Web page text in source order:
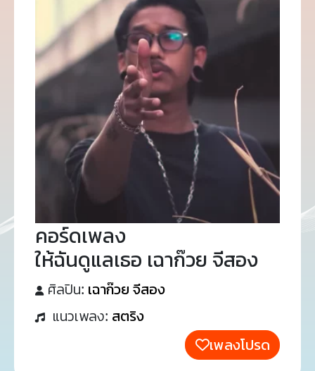
คอร์ดเพลง
ให้ฉันดูแลเธอ เฉาก๊วย จีสอง
ศิลปิน: เฉาก๊วย จีสอง
แนวเพลง: สตริง
เพลงโปรด